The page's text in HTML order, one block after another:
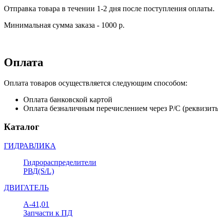
Отправка товара в течении 1-2 дня после поступления оплаты.
Минимальная сумма заказа - 1000 р.
Оплата
Оплата товаров осуществляется следующим способом:
Оплата банковской картой
Оплата безналичным перечислением через Р/С
Каталог
ГИДРАВЛИКА
Гидрораспределители
РВД(S/L)
ДВИГАТЕЛЬ
А-41,01
Запчасти к ПД